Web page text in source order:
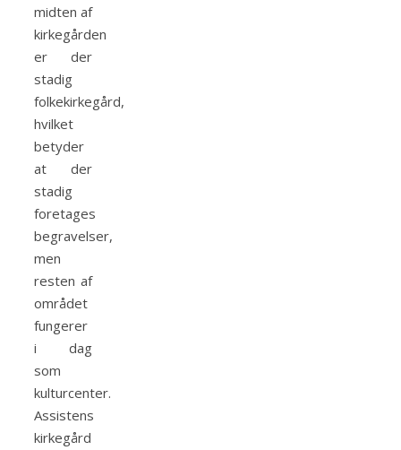
midten af
kirkegården
er der
stadig
folkekirkegård,
hvilket
betyder
at der
stadig
foretages
begravelser,
men
resten af
området
fungerer
i dag
som
kulturcenter.
Assistens
kirkegård